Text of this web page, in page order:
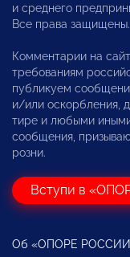
и среднего
Все права защищены.
Комментарии на
требованиям
публикуем
и/или оскорбления,
тире и любыми
сообщения,
розни.
Вступи в
Об «ОПОРЕ